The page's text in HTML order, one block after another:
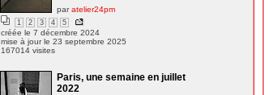
paratelier24pm
1 2 3 4 5
créée le 7 décembre 2024
mise à jour le 23 septembre 2025
167014 visites
Paris, une semaine en juillet
2022